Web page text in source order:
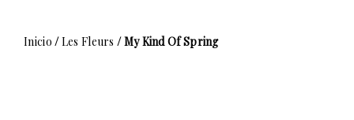
Inicio /Les Fleurs / My Kind Of Spring